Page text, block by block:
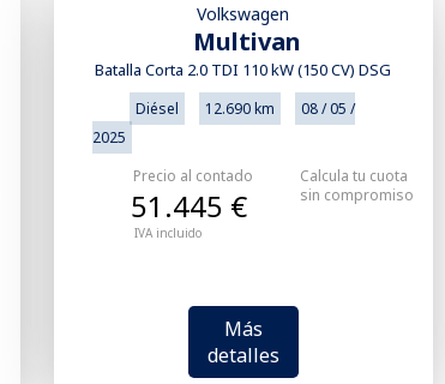
Volkswagen
Multivan
Batalla Corta 2.0 TDI 110 kW (150 CV) DSG
Diésel 12.690 km
08 / 05 /
2025
Precio al contado
IVA incluido
51.445 €
Más
detalles
Calcula tu cuota
sin compromiso